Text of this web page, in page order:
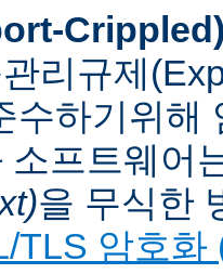
리규제
수하기위해
소프트웨어
을 무식한
TLS 암호화